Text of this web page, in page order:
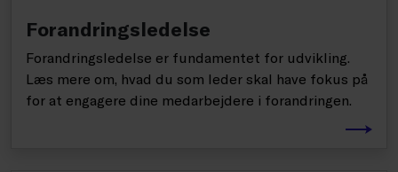
Forandringsledelse
Forandringsledelse er fundamentet for udvikling.
Læs mere om, hvad du som leder skal have fokus på
for at engagere dine medarbejdere i forandringen.